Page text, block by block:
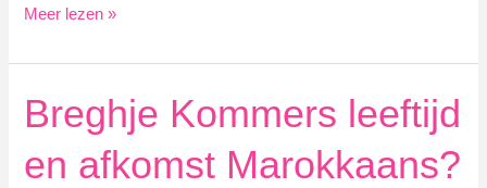
Elodie
getrouwd
Meer lezen »
Breghje Kommers leeftijd
en afkomst Marokkaans?